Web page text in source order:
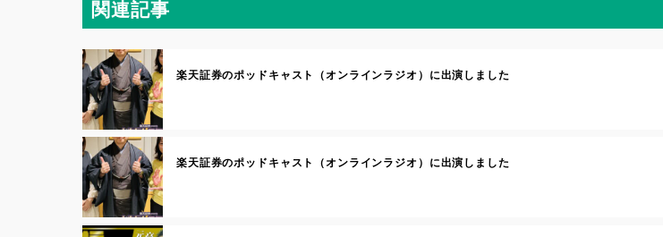
関連記事
楽天証券のポッドキャスト（オンラインラジオ）に出演しました
楽天証券のポッドキャスト（オンラインラジオ）に出演しました